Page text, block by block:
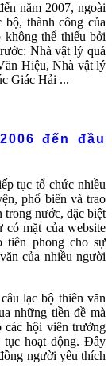
năm 2007, ngoài
thành công của
không thể thiếu bởi
Nhà vật lý quá
Hiệu, Nhà vật lý
Giác Hải ...
đến đầu
tục tổ chức nhiều
phổ biến và trao
trong nước, đặc biệt
mặt của website
tiên phong cho sự
của nhiều người
lạc bộ thiên văn
những tiền đề mà
hội viên trưởng
tục hoạt động. Đây
người yêu thích